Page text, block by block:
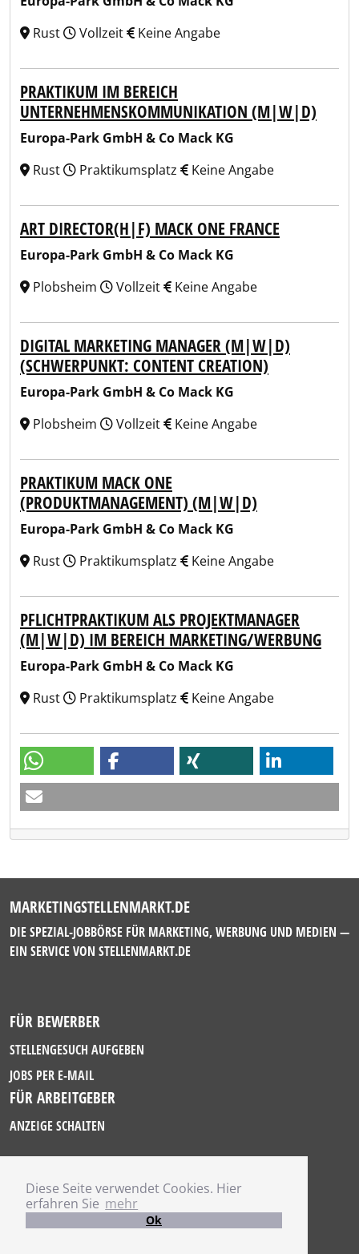
Diese Seite verwendet Cookies. Hier
erfahren Sie mehr
Ok
Rust
Vollzeit Keine Angabe
PRAKTIKUM IM BEREICH
UNTERNEHMENSKOMMUNIKATION (M|W|D)
Europa-Park GmbH & Co Mack KG
Rust
Praktikumsplatz Keine Angabe
ART DIRECTOR(H|F) MACK ONE FRANCE
Europa-Park GmbH & Co Mack KG
Plobsheim
Vollzeit Keine Angabe
DIGITAL MARKETING MANAGER (M|W|D)
(SCHWERPUNKT: CONTENT CREATION)
Europa-Park GmbH & Co Mack KG
Plobsheim
Vollzeit Keine Angabe
PRAKTIKUM MACK ONE
(PRODUKTMANAGEMENT) (M|W|D)
Europa-Park GmbH & Co Mack KG
Rust
Praktikumsplatz Keine Angabe
PFLICHTPRAKTIKUM ALS PROJEKTMANAGER
(M|W|D) IM BEREICH MARKETING/WERBUNG
Europa-Park GmbH & Co Mack KG
Rust
Praktikumsplatz Keine Angabe
MARKETINGSTELLENMARKT.DE
DIE SPEZIAL-JOBBÖRSE FÜR MARKETING, WERBUNG UND MEDIEN —
EIN SERVICE VON STELLENMARKT.DE
FÜR BEWERBER
STELLENGESUCH AUFGEBEN
JOBS PER E-MAIL
FÜR ARBEITGEBER
ANZEIGE SCHALTEN
IMPRESSUM
DATENSCHUTZ